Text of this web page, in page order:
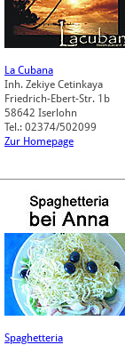
La Cubana
Inh. Zekiye Cetinkaya
Friedrich-Ebert-Str. 1b
58642 Iserlohn
Tel.: 02374/502099
Zur Homepage
Spaghetteria